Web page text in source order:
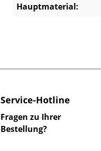
Hauptmaterial:
Service-Hotline
Fragen zu Ihrer
Bestellung?